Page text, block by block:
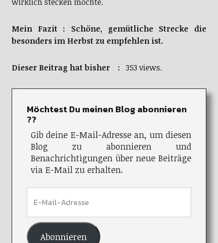
Mein Fazit : Schöne, gemütliche Strecke die
besonders im Herbst zu empfehlen ist.
Dieser Beitrag hat bisher : 353 views.
Möchtest Du meinen Blog abonnieren
??
Gib deine E-Mail-Adresse an, um diesen
Blog zu abonnieren und
Benachrichtigungen über neue Beiträge
via E-Mail zu erhalten.
Abonnieren